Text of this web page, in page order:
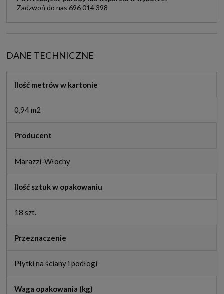
Zadzwoń do nas 696 014 398
DANE TECHNICZNE
Ilość metrów w kartonie
0,94 m2
Producent
Marazzi-Włochy
Ilość sztuk w opakowaniu
18 szt.
Przeznaczenie
Płytki na ściany i podłogi
Waga opakowania (kg)